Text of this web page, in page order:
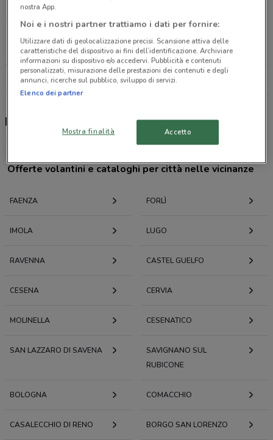
13.7 km
Via Amendola, 129 Imola
16.9 km
CHIUSO
Tutti i negozi LEGO
LEGO, offerte e negozi
Offerte volantini e cataloghi per città nelle vicinanze
FAENZA FORLÌ
IMOLA LUGO
RAVENNA CASTEL GUELFO
CESENA CERVIA
MOLINELLA CESENATICO
SAN LAZZARO DI SAVENA
SAVIGNANO SUL
RUBICONE
BOLOGNA COMACCHIO
CASALECCHIO DI RENO BORGO SAN LORENZO
nostra App.
Noi e i nostri partner trattiamo i dati per fornire:
Utilizzare dati di geolocalizzazione precisi. Scansione attiva delle
caratteristiche del dispositivo ai fini dell’identificazione. Archiviare
informazioni su dispositivo e/o accedervi. Pubblicità e contenuti
personalizzati, misurazione delle prestazioni dei contenuti e degli
annunci, ricerche sul pubblico, sviluppo di servizi.
Elenco dei partner
Mostra finalità Accetto